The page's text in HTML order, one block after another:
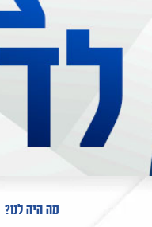
מה היה לנו?